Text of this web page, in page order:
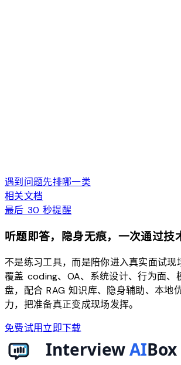
遇到问题先排哪一类
相关文档
最后 30 秒提醒
听题即答，隐身无痕，一次通过技
不是练习工具，而是陪你进入真实面试现
覆盖 coding、OA、系统设计、行为面、
盘，配合 RAG 知识库、隐身辅助、本地
力，把准备真正变成现场发挥。
免费试用立即下载